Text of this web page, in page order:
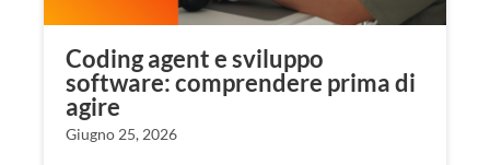
Coding agent e sviluppo
software: comprendere prima di
agire
Giugno 25, 2026